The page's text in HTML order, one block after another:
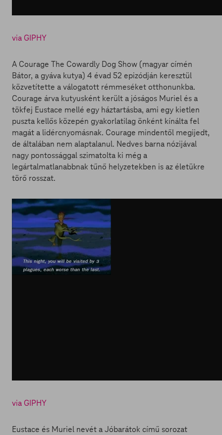
via GIPHY
A Courage The Cowardly Dog Show (magyar címén
Bátor, a gyáva kutya) 4 évad 52 epizódján keresztül
közvetítette a válogatott rémmeséket otthonunkba.
Courage árva kutyusként került a jóságos Muriel és a
tökfej Eustace mellé egy háztartásba, ami egy kietlen
puszta kellős közepén gyakorlatilag önként kínálta fel
magát a lidércnyomásnak. Courage mindentől megijedt,
de általában nem alaptalanul. Nedves barna nózijával
nagy pontossággal szimatolta ki még a
legártalmatlanabbnak tűnő helyzetekben is az életükre
törő rosszat.
via GIPHY
Eustace és Muriel nevét a Jóbarátok című sorozat